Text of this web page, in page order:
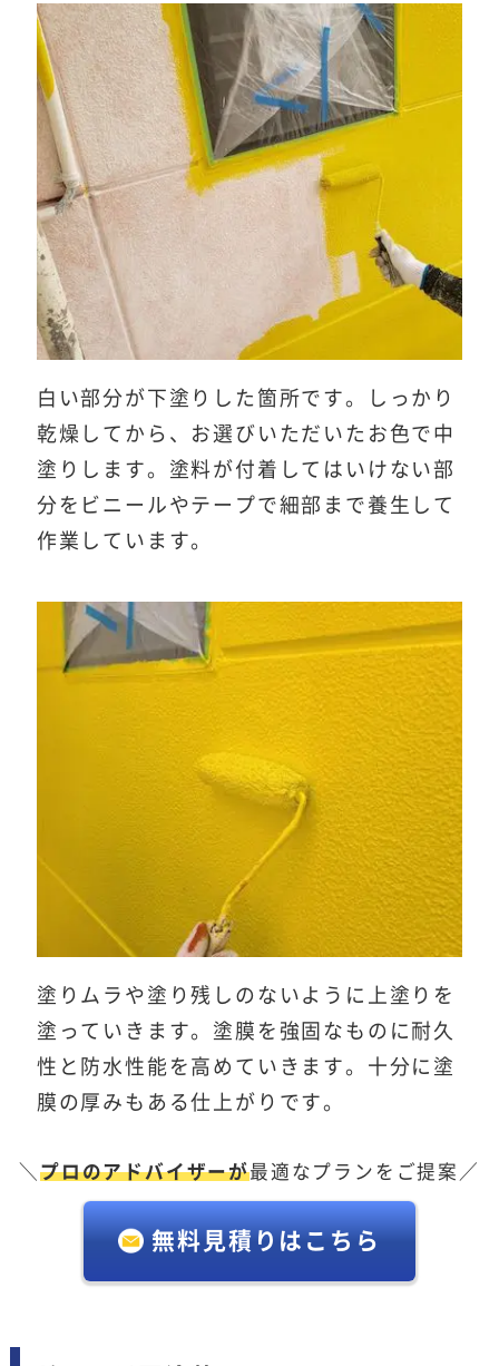
白い部分が下塗りした箇所です。しっかり
乾燥してから、お選びいただいたお色で中
塗りします。塗料が付着してはいけない部
分をビニールやテープで細部まで養生して
作業しています。
塗りムラや塗り残しのないように上塗りを
塗っていきます。塗膜を強固なものに耐久
性と防水性能を高めていきます。十分に塗
膜の厚みもある仕上がりです。
＼プロのアドバイザーが最適なプランをご提案／
無料見積りはこちら